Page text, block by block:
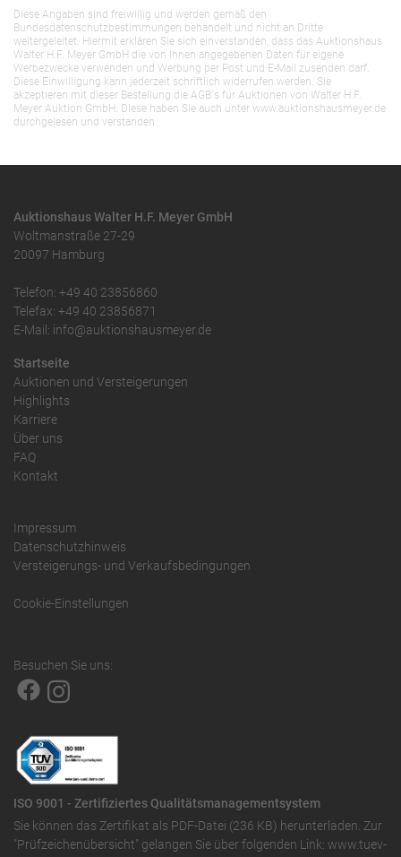
Diese Angaben sind freiwillig und werden gemäß den
Bundesdatenschutzbestimmungen behandelt und nicht an Dritte
weitergeleitet. Hiermit erklären Sie sich einverstanden, dass das Auktionshaus
Walter H.F. Meyer GmbH die von Ihnen angegebenen Daten für eigene
Werbezwecke verwenden und Werbung per Post und E-Mail zusenden darf.
Diese Einwilligung kann jederzeit schriftlich widerrufen werden. Sie
akzeptieren mit dieser Bestellung die AGB`s für Auktionen von Walter H.F.
Meyer Auktion GmbH. Diese haben Sie auch unter www.auktionshausmeyer.de
durchgelesen und verstanden.
Auktionshaus Walter H.F. Meyer GmbH
Woltmanstraße 27-29
20097 Hamburg
Telefon: +49 40 23856860
Telefax: +49 40 23856871
E-Mail: info@auktionshausmeyer.de
Startseite
Auktionen und Versteigerungen
Highlights
Karriere
Über uns
FAQ
Kontakt
Impressum
Datenschutzhinweis
Versteigerungs- und Verkaufsbedingungen
Cookie-Einstellungen
Besuchen Sie uns:
ISO 9001 - Zertifiziertes Qualitätsmanagementsystem
Sie können das Zertifikat als PDF-Datei (236 KB) herunterladen. Zur
"Prüfzeichenübersicht" gelangen Sie über folgenden Link: www.tuev-